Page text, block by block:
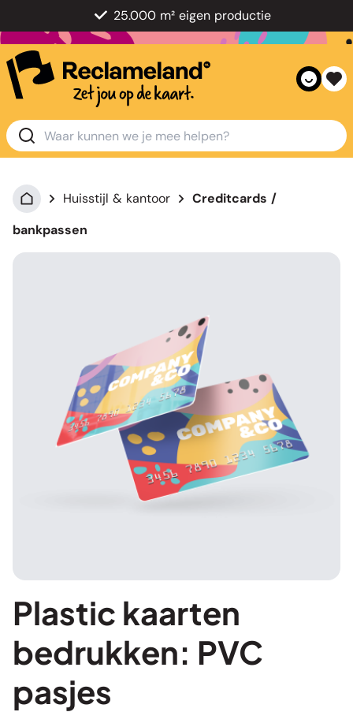
25.000 m² eigen productie
Huisstijl & kantoor
Creditcards /
bankpassen
Plastic kaarten
bedrukken: PVC
pasjes